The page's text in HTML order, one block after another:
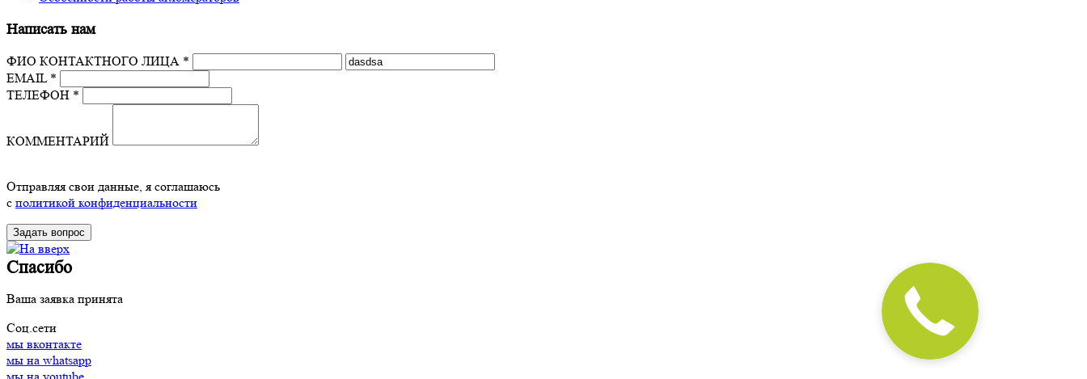
Написать нам
ФИО КОНТАКТНОГО ЛИЦА *
EMAIL *
ТЕЛЕФОН *
КОММЕНТАРИЙ
Отправляя свои данные, я соглашаюсь
с политикой конфиденциальности
Спасибо
Ваша заявка принята
Соц.сети
мы вконтакте
мы на whatsapp